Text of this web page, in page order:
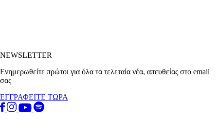
NEWSLETTER
Ενημερωθείτε πρώτοι για όλα τα τελεταία νέα, απευθείας στο email
σας
ΕΓΓΡΑΦΕΙΤΕ ΤΩΡΑ